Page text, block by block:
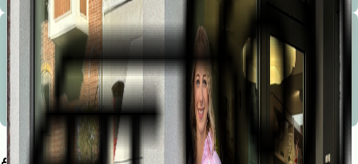
Bienvenue à la Marionnette !
Les conseils avisés, la sympathie, le service, la disponibilité, le service après vente et le choix sont les
mots d’ordre de notre boutique.